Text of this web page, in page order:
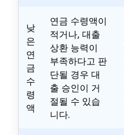
낮
은
연
금
수
령
액
연금 수령액이
적거나, 대출
상환 능력이
부족하다고 판
단될 경우 대
출 승인이 거
절될 수 있습
니다.